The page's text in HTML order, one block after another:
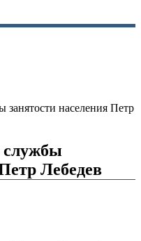
занятости населения Петр
службы
Лебедев